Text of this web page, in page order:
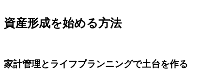
資産形成を始める方法
家計管理とライフプランニングで土台を作る